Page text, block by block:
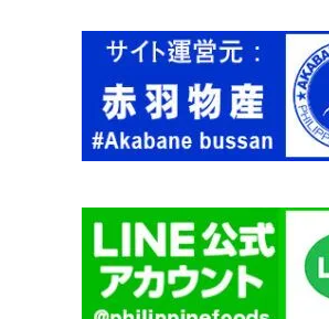
R
R
個